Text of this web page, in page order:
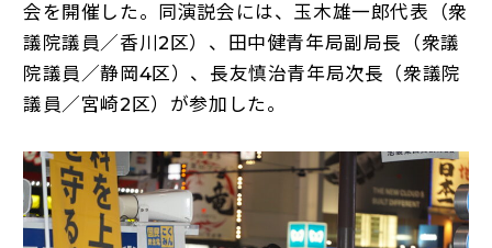
会を開催した。同演説会には、玉木雄一郎代表（衆
議院議員／香川2区）、田中健青年局副局長（衆議
院議員／静岡4区）、長友慎治青年局次長（衆議院
議員／宮崎2区）が参加した。